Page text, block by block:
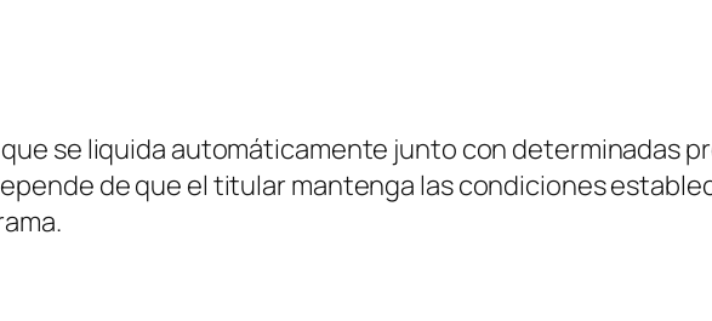
se liquida automáticamente junto con determinadas
de que el titular mantenga las condiciones